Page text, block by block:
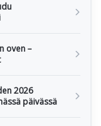
oven –
2026
päivässä